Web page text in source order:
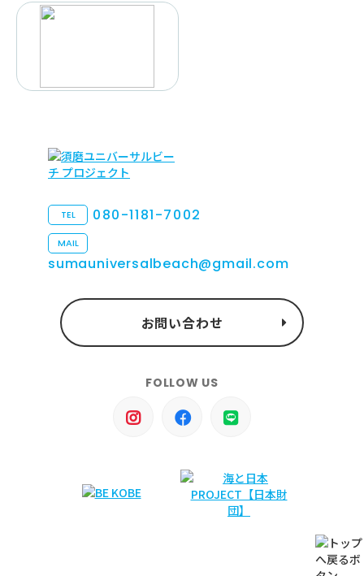
TEL 080-1181-7002
MAIL
sumauniversalbeach@gmail.com
お問い合わせ
FOLLOW US